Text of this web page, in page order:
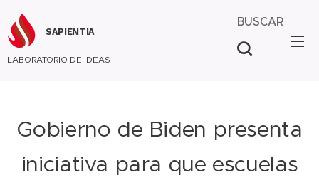
SAPIENTIA
LABORATORIO DE IDEAS
BUSCAR
Gobierno de Biden presenta
iniciativa para que escuelas